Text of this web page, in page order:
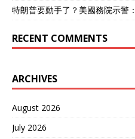
特朗普要動手了？美國務院示警
RECENT COMMENTS
ARCHIVES
August 2026
July 2026